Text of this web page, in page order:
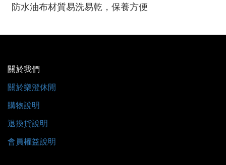
防水油布材質易洗易乾，保養方便
關於我們
關於樂澄休閒
購物說明
退換貨說明
會員權益說明